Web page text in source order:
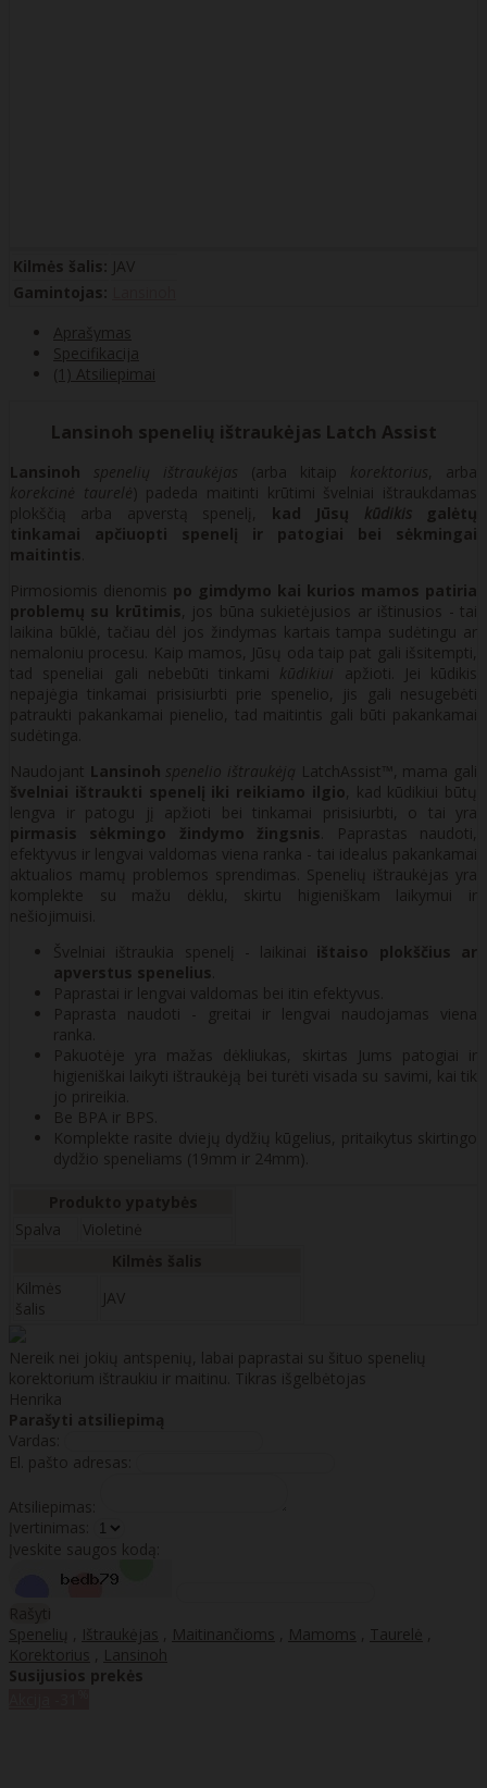
Kilmės šalis: JAV
Gamintojas:
Aprašymas
Specifikacija
(1) Atsiliepimai
Lansinoh spenelių ištraukėjas Latch Assist
Lansinoh spenelių ištraukėjas (arba kitaip korektorius, arba
korekcinė taurelė ) padeda maitinti krūtimi švelniai ištraukdamas
plokščią arba apverstą spenelį, kad Jūsų kūdikisgalėtų
tinkamai apčiuopti spenelį ir patogiai bei sėkmingai
maitintis
Pirmosiomis dienomis po gimdymo kai kurios mamos patiria
problemų su krūtimis, jos būna sukietėjusios ar ištinusios - tai
laikina būklė, tačiau dėl jos žindymas kartais tampa sudėtingu ar
nemaloniu procesu. Kaip mamos, Jūsų oda taip pat gali išsitempti,
tad speneliai gali nebebūti tinkami kūdikiui apžioti. Jei kūdikis
nepajėgia tinkamai prisisiurbti prie spenelio, jis gali nesugebėti
patraukti pakankamai pienelio, tad maitintis gali būti pakankamai
sudėtinga.
Naudojant Lansinoh spenelio ištraukėją LatchAssist™, mama gali
švelniai ištraukti spenelį iki reikiamo ilgio, kad kūdikiui būtų
lengva ir patogu jį apžioti bei tinkamai prisisiurbti, o tai yra
pirmasis sėkmingo žindymo žingsnis . Paprastas naudoti,
efektyvus ir lengvai valdomas viena ranka - tai idealus pakankamai
aktualios mamų problemos sprendimas. Spenelių ištraukėjas yra
komplekte su mažu dėklu, skirtu higieniškam laikymui ir
nešiojimuisi.
Švelniai ištraukia spenelį - laikinai ištaiso plokščius ar
apverstus spenelius
Paprastai ir lengvai valdomas bei itin efektyvus.
Paprasta naudoti - greitai ir lengvai naudojamas viena
ranka.
Pakuotėje yra mažas dėkliukas, skirtas Jums patogiai ir
higieniškai laikyti ištraukėją bei turėti visada su savimi, kai tik
jo prireikia.
Be BPA ir BPS.
Komplekte rasite dviejų dydžių kūgelius, pritaikytus skirtingo
dydžio speneliams (19mm ir 24mm).
Spalva
Violetinė
Kilmės
šalis
JAV
Nereik nei jokių antspenių, labai paprastai su šituo spenelių
korektorium ištraukiu ir maitinu. Tikras išgelbėtojas
Henrika
Parašyti atsiliepimą
Vardas:
El. pašto adresas:
Atsiliepimas:
Įvertinimas:
Įveskite saugos kodą:
Rašyti
Spenelių , Ištraukėjas , Maitinančioms , Mamoms , Taurelė ,
Korektorius , Lansinoh
Susijusios prekės